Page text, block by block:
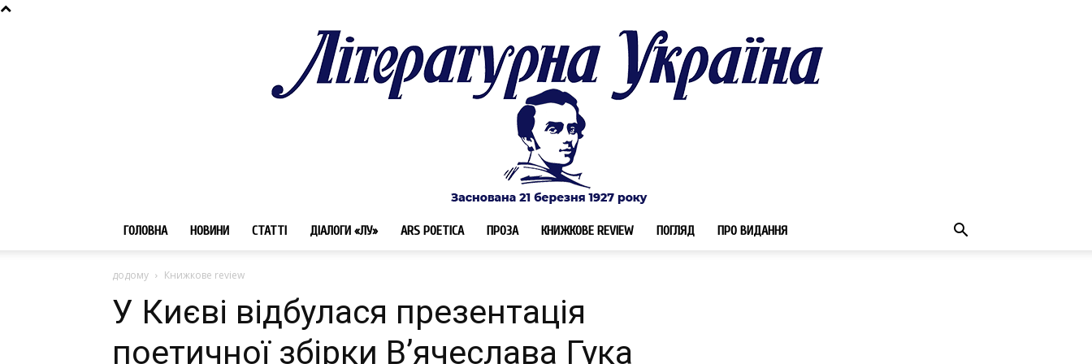
ГОЛОВНА НОВИНИ СТАТТІ ДІАЛОГИ «ЛУ» ARS POETICA ПРОЗА КНИЖКОВЕ REVIEW ПОГЛЯД ПРО ВИДАННЯ
додому Книжкове review
У Києві відбулася презентація
поетичної збірки В’ячеслава Гука